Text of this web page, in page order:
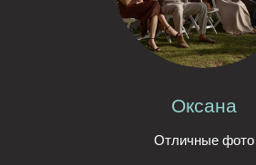
Оксана
Отличные фото